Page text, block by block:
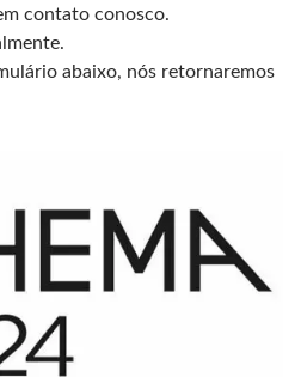
contato conosco.
abaixo, nós retornaremos